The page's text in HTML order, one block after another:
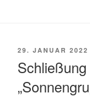
29. JANUAR 2022